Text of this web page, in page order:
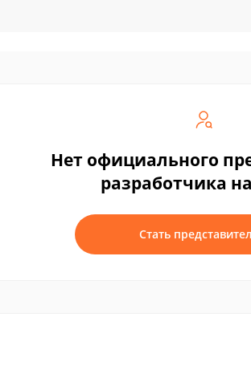
Нет официального
разработчика
Стать